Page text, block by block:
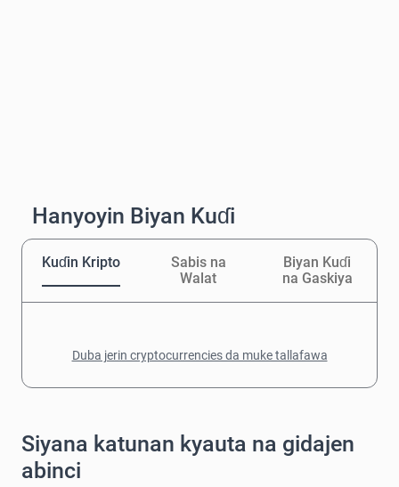
Hanyoyin Biyan Kuɗi
Kuɗin Kripto
Sabis na
Walat
Biyan Kuɗi
na Gaskiya
Duba jerin cryptocurrencies da muke tallafawa
Siyana katunan kyauta na gidajen
abinci